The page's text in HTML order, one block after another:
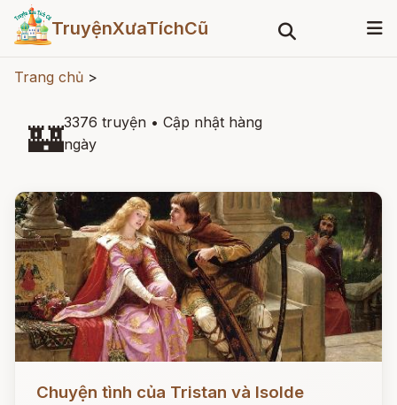
TruyệnXưaTíchCũ
Trang chủ >
🏰3376 truyện • Cập nhật hàng
ngày
Chuyện tình của Tristan và Isolde